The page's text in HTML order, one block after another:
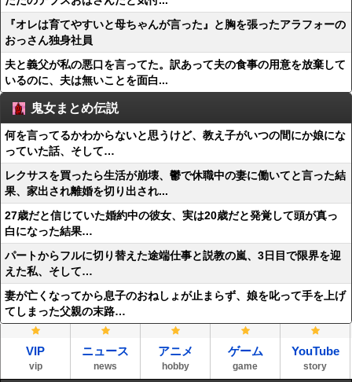
『オレは育てやすいと母ちゃんが言った』と胸を張ったアラフォーの
おっさん独身社員
夫と義父が私の悪口を言ってた。訳あって夫の食事の用意を放棄して
いるのに、夫は無いことを面白...
鬼女まとめ伝説
何を言ってるかわからないと思うけど、教え子がいつの間にか娘にな
っていた話、そして…
レクサスを買ったら生活が崩壊、鬱で休職中の妻に働いてと言った結
果、家出され離婚を切り出され...
27歳だと信じていた婚約中の彼女、実は20歳だと発覚して頭が真っ
白になった結果…
パートからフルに切り替えた途端仕事と説教の嵐、3日目で限界を迎
えた私、そして…
妻が亡くなってから息子のおねしょが止まらず、娘を叱って手を上げ
てしまった父親の末路…
VIP
vip
ニュース
news
アニメ
hobby
ゲーム
game
YouTube
story